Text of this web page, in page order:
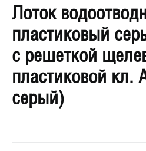
Лоток
пластиковый
с решеткой
пластиковой кл.
серый)